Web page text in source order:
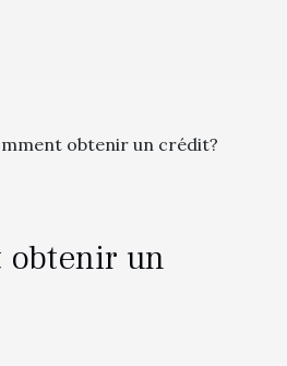
obtenir un crédit?
obtenir un